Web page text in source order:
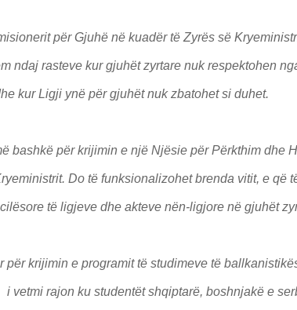
për Gjuhë në kuadër të Zyrës së
ndaj rasteve kur gjuhët zyrtare nuk respektohen
kur Ligji ynë për gjuhët nuk zbatohet si duhet.
bashkë për krijimin e një Njësie për Përkthim dhe
Do të funksionalizohet brenda vitit, e që
të ligjeve dhe akteve nën-ligjore në gjuhët
për krijimin e programit të studimeve të
i vetmi rajon ku studentët shqiptarë, boshnjakë e